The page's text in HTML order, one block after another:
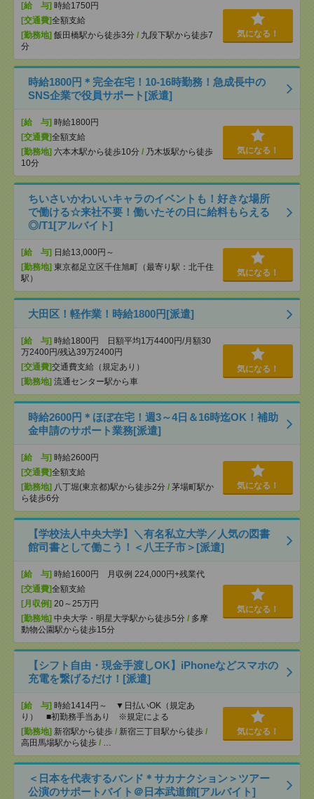
[給 与] 時給1750円
[交通費]全額支給
[勤務地] 飯田橋駅から徒歩3分 / 九段下駅から徒歩7
分
気になる！
時給1800円＊完全在宅！10-16時勤務！急成長中の
SNS企業で役員サポート[派遣]
[給 与] 時給1800円
[交通費]全額支給
[勤務地] 六本木駅から徒歩10分 / 乃木坂駅から徒歩
10分
気になる！
ちいさいかわいいキャラのイベントも！好きな場所
で働ける☆来社不要！働いたその日に給料もらえる
◎/T1[アルバイト]
[給 与] 日給13,000円～
[勤務地] 東京都足立区千住旭町（最寄り駅：北千住
駅）
気になる！
大田区！軽作業！時給1800円[派遣]
[給 与] 時給1800円 日額平均1万4400円/月額30
万2400円/残込39万2400円
[交通費]交通費支給（規定あり）
[勤務地] 流通センター駅から車
気になる！
時給2600円＊ほぼ在宅！週3～4日＆16時迄OK！補助
金申請のサポート業務[派遣]
[給 与] 時給2600円
[交通費]全額支給
[勤務地] 八丁堀(東京都)駅から徒歩2分 / 茅場町駅か
ら徒歩6分
気になる！
【学校法人中央大学】＼有名私立大学／人気の図書
館司書として働こう！＜八王子市＞[派遣]
[給 与] 時給1600円 月収例 224,000円+残業代
[交通費]全額支給
[月収例] 20～25万円
[勤務地] 中央大学・明星大学駅から徒歩5分 / 多摩
動物公園駅から徒歩15分
気になる！
【シフト自由・現金手渡しOK】iPhoneなどスマホの
充電を繋げるだけ！[派遣]
[給 与] 時給1414円～ ▼日払いOK（規定あ
り） ■初勤務手当あり ※規定による
[勤務地] 新宿駅から徒歩 / 新宿三丁目駅から徒歩 /
高田馬場駅から徒歩 / …
気になる！
＜日本を代表するバンド＊サカナクション＞ツアー
公演のサポートバイト＠日本武道館[アルバイト]